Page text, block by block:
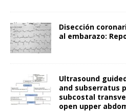
Disección
al embarazo:
Ultrasound
and subserratus
subcostal
open upper